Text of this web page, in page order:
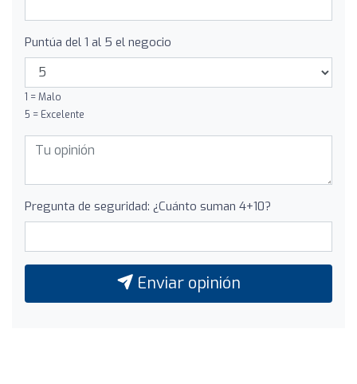
Puntúa del 1 al 5 el negocio
1 = Malo
5 = Excelente
Pregunta de seguridad: ¿Cuánto suman 4+10?
Enviar opinión